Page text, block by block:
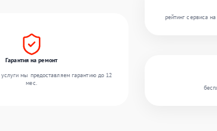
Гарантия на ремонт
мы предоставляем гарантию до 12
мес.
рейтинг сервиса